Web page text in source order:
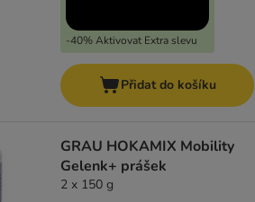
-40% Aktivovat Extra slevu
Přidat do košíku
GRAU HOKAMIX Mobility
Gelenk+ prášek
2 x 150 g